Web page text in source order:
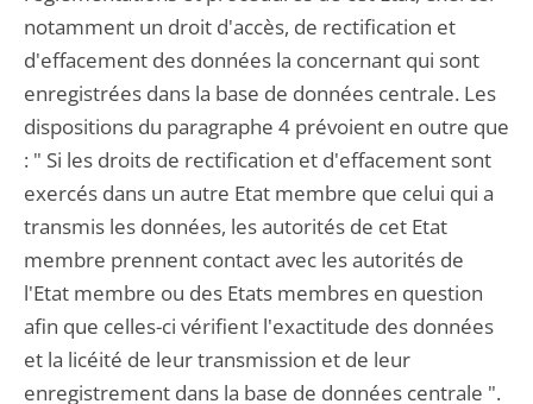
notamment un droit d'accès, de rectification et
d'effacement des données la concernant qui sont
enregistrées dans la base de données centrale. Les
dispositions du paragraphe 4 prévoient en outre que
: " Si les droits de rectification et d'effacement sont
exercés dans un autre Etat membre que celui qui a
transmis les données, les autorités de cet Etat
membre prennent contact avec les autorités de
l'Etat membre ou des Etats membres en question
afin que celles-ci vérifient l'exactitude des données
et la licéité de leur transmission et de leur
enregistrement dans la base de données centrale ".